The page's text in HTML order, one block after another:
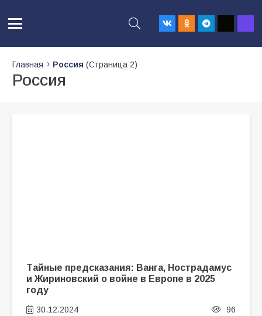
Главная Россия (Страница 2)
Россия
Тайные предсказания: Ванга, Нострадамус
и Жириновский о войне в Европе в 2025
году
30.12.2024 96